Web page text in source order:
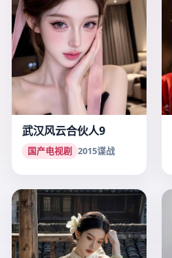
武汉风云合伙人9
国产电视剧 2015谍战